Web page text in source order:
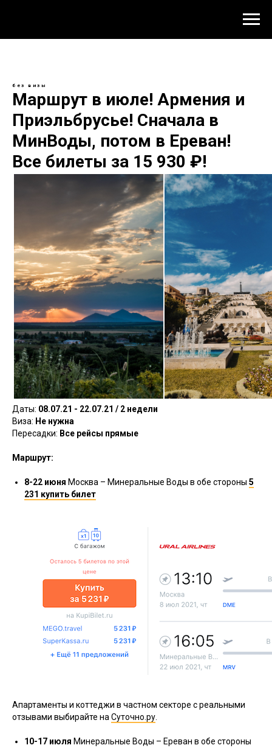
без визы
Маршрут в июле! Армения и
Приэльбрусье! Сначала в
МинВоды, потом в Ереван!
Все билеты за 15 930 ₽!
Даты: 08.07.21 - 22.07.21 / 2 недели
Виза: Не нужна
Пересадки: Все рейсы прямые
Маршрут:
8-22 июня Москва – Минеральные Воды в обе стороны 5
231 купить билет
Апартаменты и коттеджи в частном секторе с реальными
отзывами выбирайте на Суточно.ру
10-17 июля Минеральные Воды – Ереван в обе стороны